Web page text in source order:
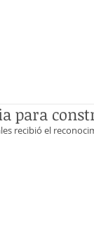
para
recibió el